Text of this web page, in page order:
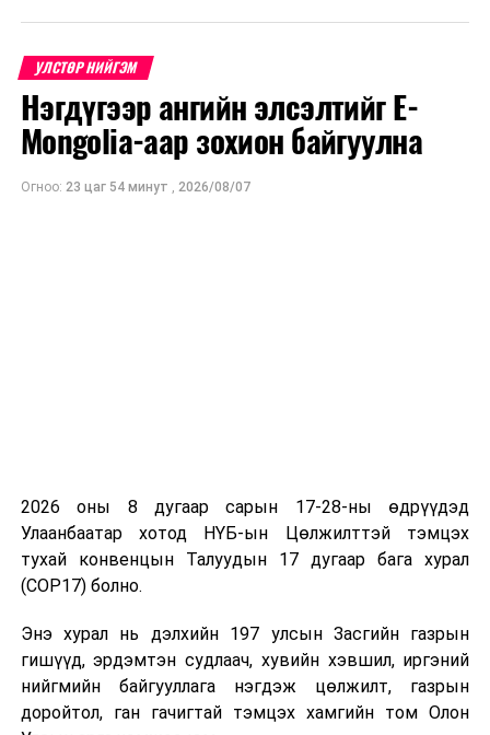
үзэгдлийг хамтын хүчээр даван туулах, нөлөөлөлд
суурилсан зудын эрсдэлийн урьдчилсан мэдээлэлд
тулгуурлан төлөвлөлт хийх, малчдын бүлэг,
хоршоодын давуу тал, боломж, төрийн бодлогын
талаар хамтран хэлэлцэж, сайн туршлагаа хуваалцсан
юм.
дасан зохицох, байгалийн гамшигт үзэгдлийг даван
туулах чадавхыг нэмэгдүүлэх зорилгоор уламжлалт
цаг агаарын мэдээллийг нөлөөлөлд суурилсан
урьдчилсан мэдээлэл шилжүүлж, малчдад эрт
УЛСТӨР НИЙГЭМ
Нэгдүгээр ангийн элсэлтийг E-
Mongolia-аар зохион байгуулна
Огноо: 23 цаг 54 минут , 2026/08/07
2026 оны 8 дугаар сарын 17-28-ны өдрүүдэд
Улаанбаатар хотод НҮБ-ын Цөлжилттэй тэмцэх
тухай конвенцын Талуудын 17 дугаар бага хурал
(COP17) болно.
Энэ хурал нь дэлхийн 197 улсын Засгийн газрын
гишүүд, эрдэмтэн судлаач, хувийн хэвшил, иргэний
нийгмийн байгууллага нэгдэж цөлжилт, газрын
доройтол, ган гачигтай тэмцэх хамгийн том Олон